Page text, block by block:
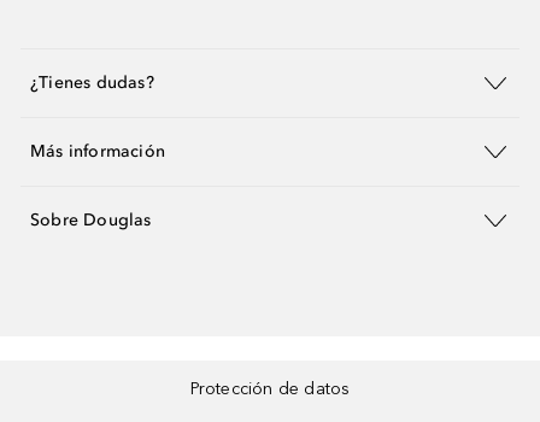
¿Tienes dudas?
Más información
Sobre Douglas
Protección de datos